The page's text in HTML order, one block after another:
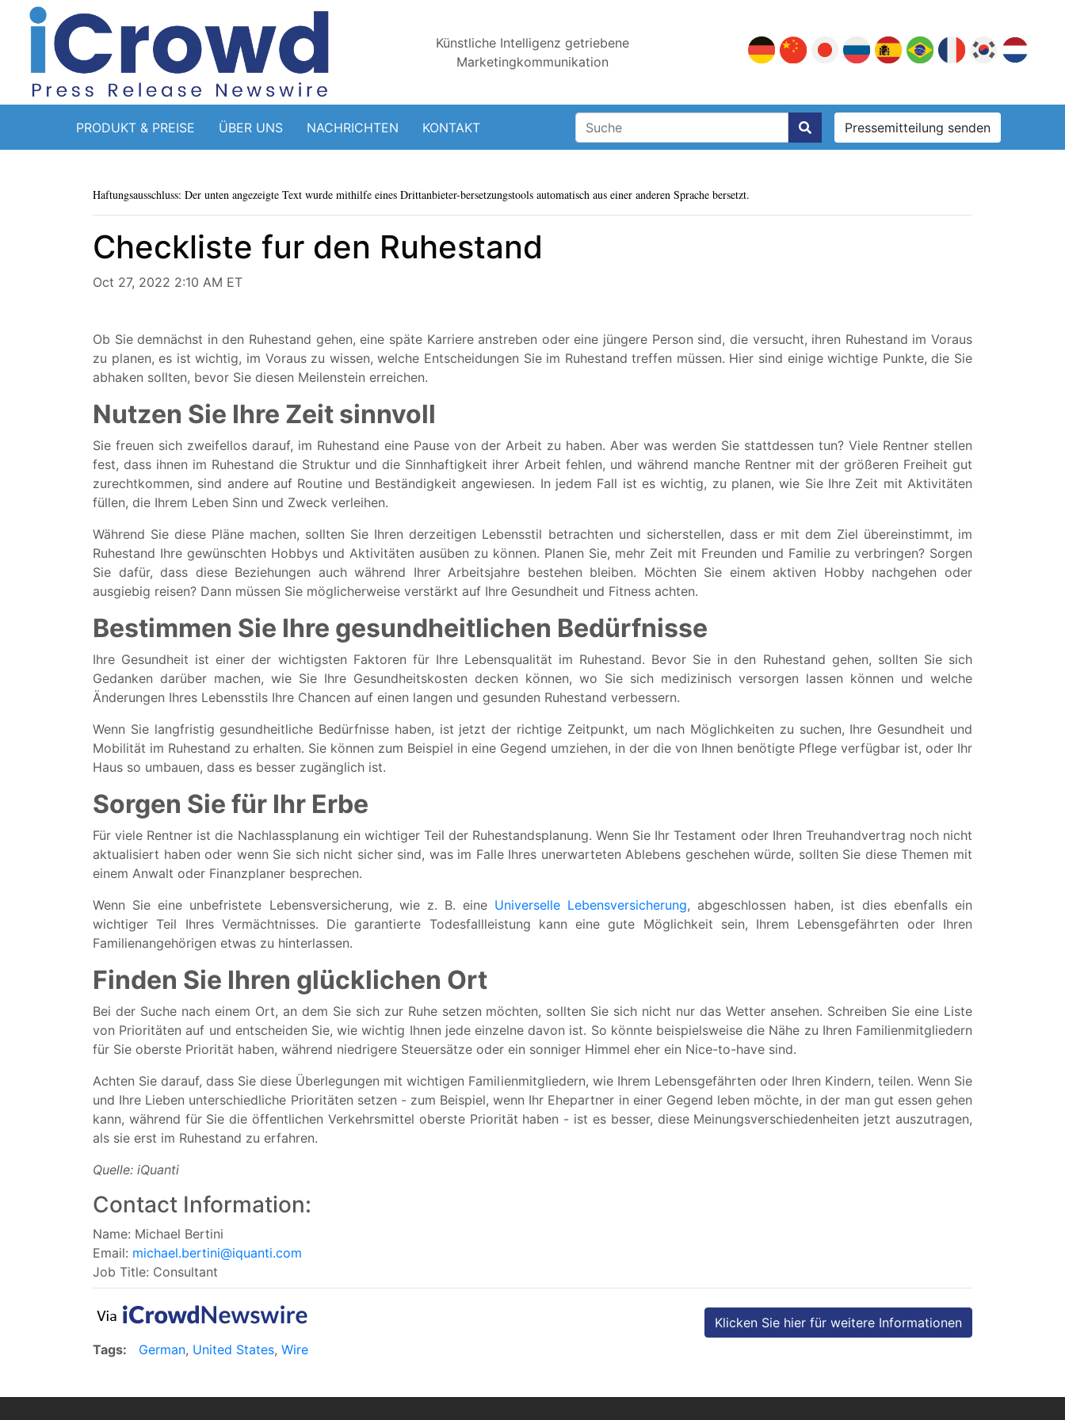
Künstliche Intelligenz getriebene
Marketingkommunikation
PRODUKT & PREISE ÜBER UNS NACHRICHTEN KONTAKT Pressemitteilung senden
Haftungsausschluss: Der unten angezeigte Text wurde mithilfe eines Drittanbieter-bersetzungstools automatisch aus einer anderen Sprache bersetzt.
Checkliste fur den Ruhestand
Oct 27, 2022 2:10 AM ET
Ob Sie demnächst in den Ruhestand gehen, eine späte Karriere anstreben oder eine jüngere Person sind, die versucht, ihren Ruhestand im Voraus
zu planen, es ist wichtig, im Voraus zu wissen, welche Entscheidungen Sie im Ruhestand treffen müssen. Hier sind einige wichtige Punkte, die Sie
abhaken sollten, bevor Sie diesen Meilenstein erreichen.
Nutzen Sie Ihre Zeit sinnvoll
Sie freuen sich zweifellos darauf, im Ruhestand eine Pause von der Arbeit zu haben. Aber was werden Sie stattdessen tun? Viele Rentner stellen
fest, dass ihnen im Ruhestand die Struktur und die Sinnhaftigkeit ihrer Arbeit fehlen, und während manche Rentner mit der größeren Freiheit gut
zurechtkommen, sind andere auf Routine und Beständigkeit angewiesen. In jedem Fall ist es wichtig, zu planen, wie Sie Ihre Zeit mit Aktivitäten
füllen, die Ihrem Leben Sinn und Zweck verleihen.
Während Sie diese Pläne machen, sollten Sie Ihren derzeitigen Lebensstil betrachten und sicherstellen, dass er mit dem Ziel übereinstimmt, im
Ruhestand Ihre gewünschten Hobbys und Aktivitäten ausüben zu können. Planen Sie, mehr Zeit mit Freunden und Familie zu verbringen? Sorgen
Sie dafür, dass diese Beziehungen auch während Ihrer Arbeitsjahre bestehen bleiben. Möchten Sie einem aktiven Hobby nachgehen oder
ausgiebig reisen? Dann müssen Sie möglicherweise verstärkt auf Ihre Gesundheit und Fitness achten.
Bestimmen Sie Ihre gesundheitlichen Bedürfnisse
Ihre Gesundheit ist einer der wichtigsten Faktoren für Ihre Lebensqualität im Ruhestand. Bevor Sie in den Ruhestand gehen, sollten Sie sich
Gedanken darüber machen, wie Sie Ihre Gesundheitskosten decken können, wo Sie sich medizinisch versorgen lassen können und welche
Änderungen Ihres Lebensstils Ihre Chancen auf einen langen und gesunden Ruhestand verbessern.
Wenn Sie langfristig gesundheitliche Bedürfnisse haben, ist jetzt der richtige Zeitpunkt, um nach Möglichkeiten zu suchen, Ihre Gesundheit und
Mobilität im Ruhestand zu erhalten. Sie können zum Beispiel in eine Gegend umziehen, in der die von Ihnen benötigte Pflege verfügbar ist, oder Ihr
Haus so umbauen, dass es besser zugänglich ist.
Sorgen Sie für Ihr Erbe
Für viele Rentner ist die Nachlassplanung ein wichtiger Teil der Ruhestandsplanung. Wenn Sie Ihr Testament oder Ihren Treuhandvertrag noch nicht
aktualisiert haben oder wenn Sie sich nicht sicher sind, was im Falle Ihres unerwarteten Ablebens geschehen würde, sollten Sie diese Themen mit
einem Anwalt oder Finanzplaner besprechen.
Wenn Sie eine unbefristete Lebensversicherung, wie z. B. eine Universelle Lebensversicherung, abgeschlossen haben, ist dies ebenfalls ein
wichtiger Teil Ihres Vermächtnisses. Die garantierte Todesfallleistung kann eine gute Möglichkeit sein, Ihrem Lebensgefährten oder Ihren
Familienangehörigen etwas zu hinterlassen.
Finden Sie Ihren glücklichen Ort
Bei der Suche nach einem Ort, an dem Sie sich zur Ruhe setzen möchten, sollten Sie sich nicht nur das Wetter ansehen. Schreiben Sie eine Liste
von Prioritäten auf und entscheiden Sie, wie wichtig Ihnen jede einzelne davon ist. So könnte beispielsweise die Nähe zu Ihren Familienmitgliedern
für Sie oberste Priorität haben, während niedrigere Steuersätze oder ein sonniger Himmel eher ein Nice-to-have sind.
Achten Sie darauf, dass Sie diese Überlegungen mit wichtigen Familienmitgliedern, wie Ihrem Lebensgefährten oder Ihren Kindern, teilen. Wenn Sie
und Ihre Lieben unterschiedliche Prioritäten setzen - zum Beispiel, wenn Ihr Ehepartner in einer Gegend leben möchte, in der man gut essen gehen
kann, während für Sie die öffentlichen Verkehrsmittel oberste Priorität haben - ist es besser, diese Meinungsverschiedenheiten jetzt auszutragen,
als sie erst im Ruhestand zu erfahren.
Quelle: iQuanti
Contact Information:
Name: Michael Bertini
Email: michael.bertini@iquanti.com
Job Title: Consultant
Klicken Sie hier für weitere Informationen
Tags:
German, United States, Wire